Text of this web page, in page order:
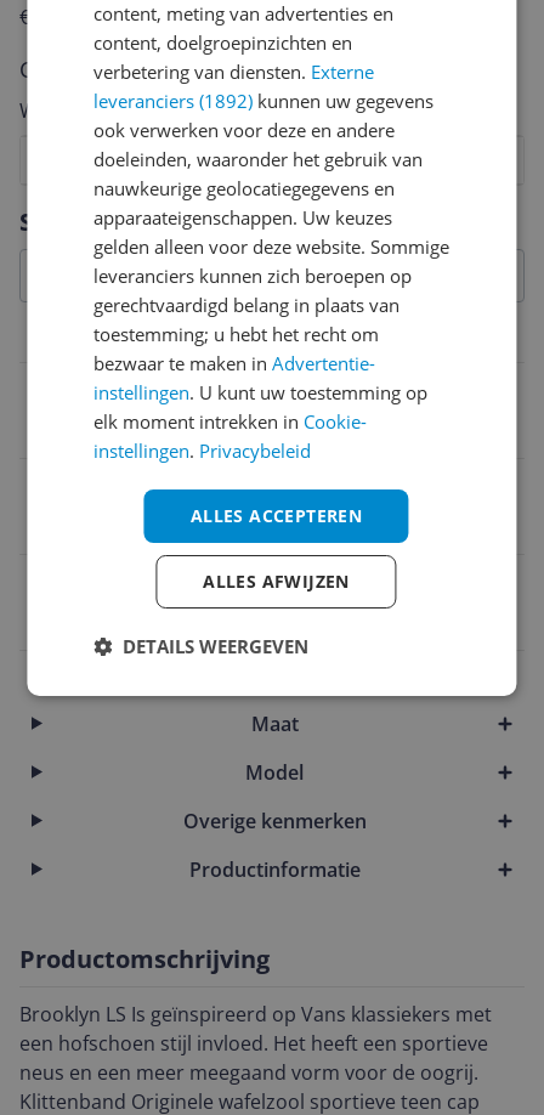
Specificaties
Materiaal
Materiaal voering
Materiaal buitenlaag
Maat
Model
Overige kenmerken
Productinformatie
Productomschrijving
Brooklyn LS Is geïnspireerd op Vans klassiekers met
een hofschoen stijl invloed. Het heeft een sportieve
neus en een meer meegaand vorm voor de oogrij.
Klittenband Originele wafelzool sportieve teen cap
€250,-!
Klik hier voor de actievoorwaarden.
Cijfer
Welk cijfer geef jij dit product?
8
7
6
5
4
3
2
Vraag 1 van 4
content, meting van advertenties en
content, doelgroepinzichten en
verbetering van diensten. Externe
leveranciers (1892) kunnen uw gegevens
ook verwerken voor deze en andere
doeleinden, waaronder het gebruik van
nauwkeurige geolocatiegegevens en
apparaateigenschappen. Uw keuzes
gelden alleen voor deze website. Sommige
leveranciers kunnen zich beroepen op
gerechtvaardigd belang in plaats van
toestemming; u hebt het recht om
bezwaar te maken inAdvertentie-
instellingen. U kunt uw toestemming op
elk moment intrekken in Cookie-
instellingen. Privacybeleid
ALLES ACCEPTEREN
ALLES AFWIJZEN
DETAILS WEERGEVEN